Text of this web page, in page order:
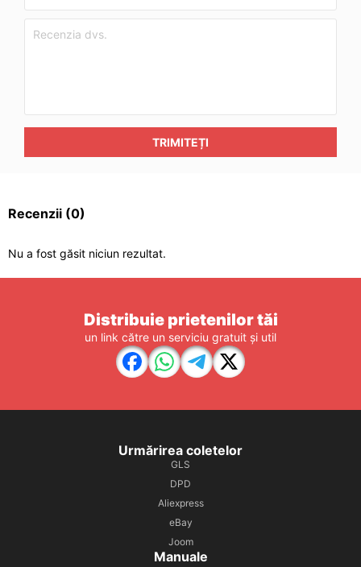
TRIMITEȚI
Recenzii (0)
Nu a fost găsit niciun rezultat.
Distribuie prietenilor tăi
un link către un serviciu gratuit și util
Urmărirea coletelor
GLS
DPD
Aliexpress
eBay
Joom
Manuale